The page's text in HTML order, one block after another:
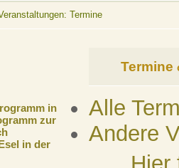
Termine
in
zur
in der
Termine
Alle
Andere